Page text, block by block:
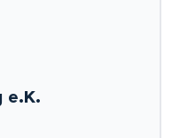
e.K.